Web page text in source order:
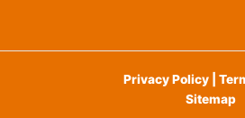
Privacy Policy |
Sitemap